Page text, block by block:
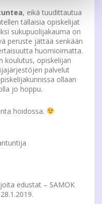
, eikä tuudittautua
tällaisia opiskelijat
sukupuolijakauma on
peruste jättää senkään
huomioimatta.
koulutus, opiskelijan
palvelut
ollaan
jo hoppu.
hoidossa.
edustat – SAMOK